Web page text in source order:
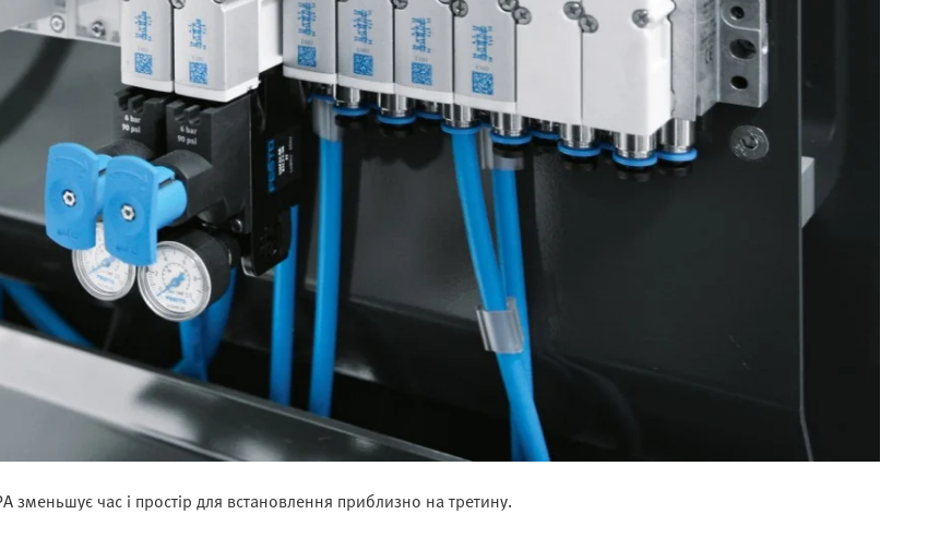
зменьшує час і простір для встановлення приблизно на третину.